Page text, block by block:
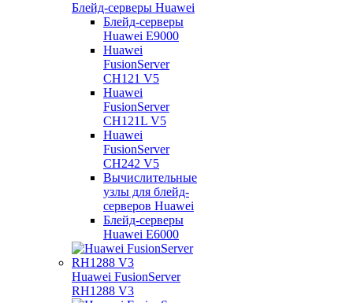
Блейд-серверы Huawei
Блейд-серверы
Huawei E9000
Huawei
FusionServer
CH121 V5
Huawei
FusionServer
CH121L V5
Huawei
FusionServer
CH242 V5
Вычислительные
узлы для блейд-
серверов Huawei
Блейд-серверы
Huawei E6000
Huawei FusionServer
RH1288 V3